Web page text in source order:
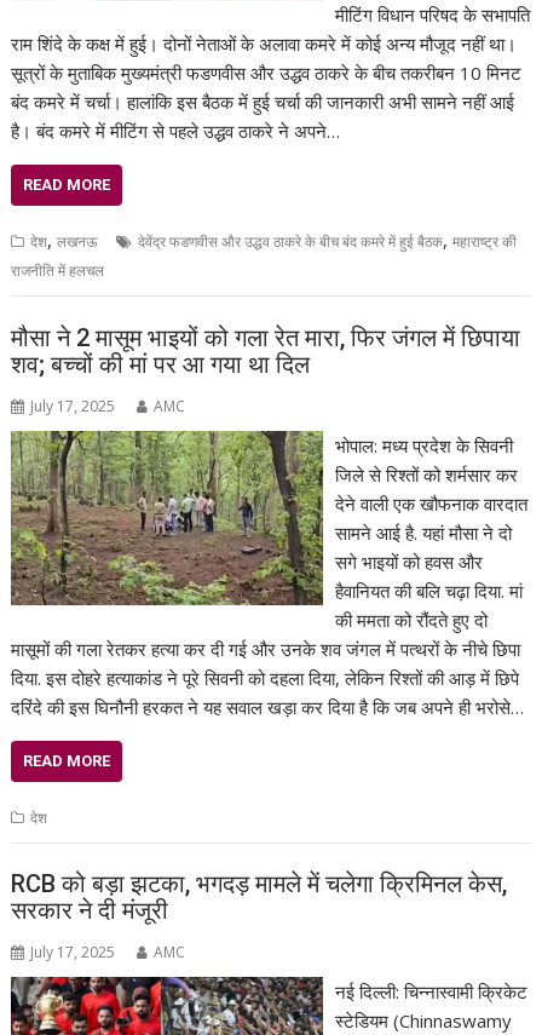
मीटिंग विधान परिषद के सभापति
राम शिंदे के कक्ष में हुई। दोनों नेताओं के अलावा कमरे में कोई अन्य मौजूद नहीं था।
सूत्रों के मुताबिक मुख्यमंत्री फडणवीस और उद्धव ठाकरे के बीच तकरीबन 10 मिनट
बंद कमरे में चर्चा। हालांकि इस बैठक में हुई चर्चा की जानकारी अभी सामने नहीं आई
है। बंद कमरे में मीटिंग से पहले उद्धव ठाकरे ने अपने…
READ MORE
देश,लखनऊ देवेंद्र फडणवीस और उद्धव ठाकरे के बीच बंद कमरे में हुई बैठक,महाराष्ट्र की
राजनीति में हलचल
मौसा ने 2 मासूम भाइयों को गला रेत मारा, फिर जंगल में छिपाया
शव; बच्चों की मां पर आ गया था दिल
July 17, 2025 AMC
भोपाल: मध्य प्रदेश के सिवनी
जिले से रिश्तों को शर्मसार कर
देने वाली एक खौफनाक वारदात
सामने आई है. यहां मौसा ने दो
सगे भाइयों को हवस और
हैवानियत की बलि चढ़ा दिया. मां
की ममता को रौंदते हुए दो
मासूमों की गला रेतकर हत्या कर दी गई और उनके शव जंगल में पत्थरों के नीचे छिपा
दिया. इस दोहरे हत्याकांड ने पूरे सिवनी को दहला दिया, लेकिन रिश्तों की आड़ में छिपे
दरिंदे की इस घिनौनी हरकत ने यह सवाल खड़ा कर दिया है कि जब अपने ही भरोसे…
READ MORE
देश
RCB को बड़ा झटका, भगदड़ मामले में चलेगा क्रिमिनल केस,
सरकार ने दी मंजूरी
July 17, 2025 AMC
नई दिल्ली: चिन्नास्वामी क्रिकेट
स्टेडियम (Chinnaswamy